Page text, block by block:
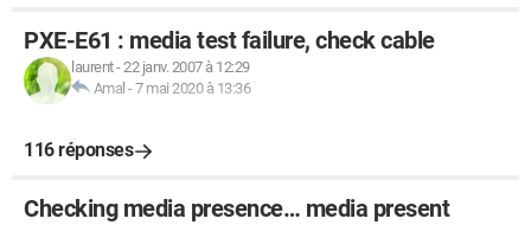
PXE-E61 : media test failure, check cable
laurent-22 janv. 2007 à 12:29
Amal -7 mai 2020 à 13:36
116 réponses
Checking media presence… media present